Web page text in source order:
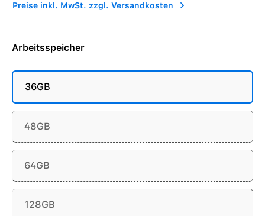
Preise inkl. MwSt. zzgl. Versandkosten
Arbeitsspeicher
36GB
48GB
64GB
128GB